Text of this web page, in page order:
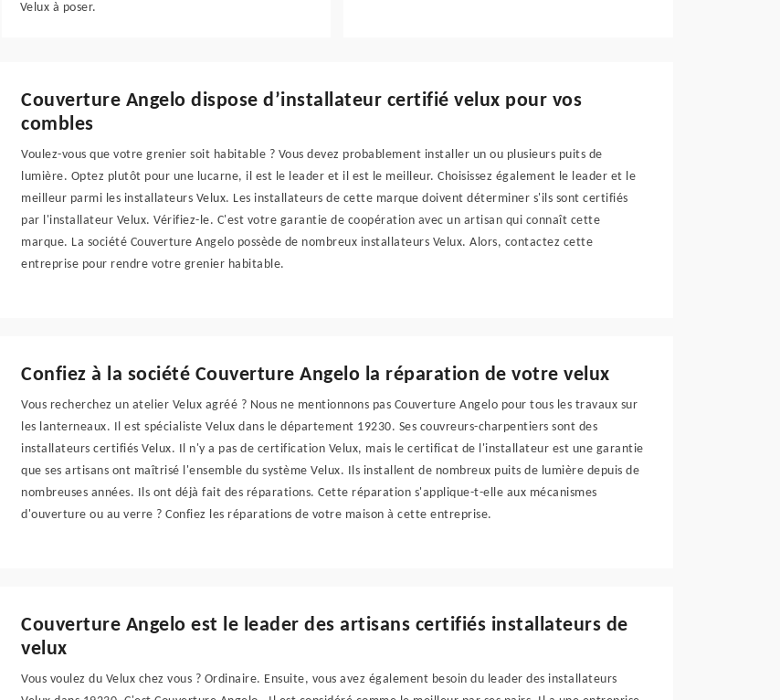
Velux à poser.
Couverture Angelo dispose d’installateur certifié velux pour vos
combles
Voulez-vous que votre grenier soit habitable ? Vous devez probablement installer un ou plusieurs puits de
lumière. Optez plutôt pour une lucarne, il est le leader et il est le meilleur. Choisissez également le leader et le
meilleur parmi les installateurs Velux. Les installateurs de cette marque doivent déterminer s'ils sont certifiés
par l'installateur Velux. Vérifiez-le. C'est votre garantie de coopération avec un artisan qui connaît cette
marque. La société Couverture Angelo possède de nombreux installateurs Velux. Alors, contactez cette
entreprise pour rendre votre grenier habitable.
Confiez à la société Couverture Angelo la réparation de votre velux
Vous recherchez un atelier Velux agréé ? Nous ne mentionnons pas Couverture Angelo pour tous les travaux sur
les lanterneaux. Il est spécialiste Velux dans le département 19230. Ses couvreurs-charpentiers sont des
installateurs certifiés Velux. Il n'y a pas de certification Velux, mais le certificat de l'installateur est une garantie
que ses artisans ont maîtrisé l'ensemble du système Velux. Ils installent de nombreux puits de lumière depuis de
nombreuses années. Ils ont déjà fait des réparations. Cette réparation s'applique-t-elle aux mécanismes
d'ouverture ou au verre ? Confiez les réparations de votre maison à cette entreprise.
Couverture Angelo est le leader des artisans certifiés installateurs de
velux
Vous voulez du Velux chez vous ? Ordinaire. Ensuite, vous avez également besoin du leader des installateurs